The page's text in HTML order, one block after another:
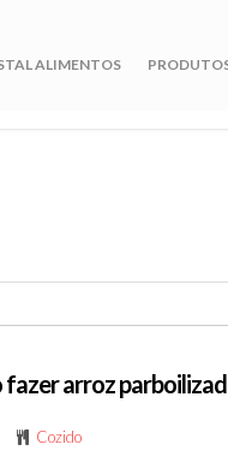
ALIMENTOS
fazer arroz
Cozido